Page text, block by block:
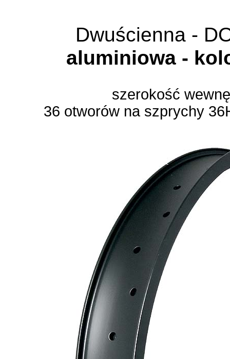
Dwuścienna -
aluminiowa -
szerokość
36 otworów na szprychy